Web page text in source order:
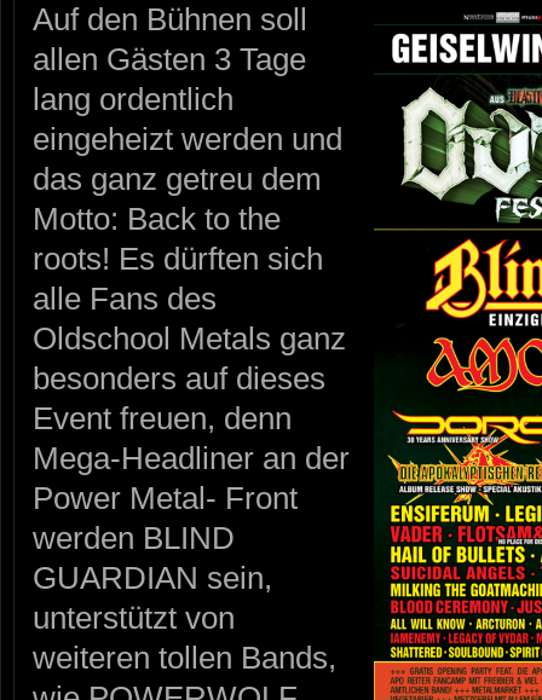
Auf den Bühnen soll
allen Gästen 3 Tage
lang ordentlich
eingeheizt werden und
das ganz getreu dem
Motto: Back to the
roots! Es dürften sich
alle Fans des
Oldschool Metals ganz
besonders auf dieses
Event freuen, denn
Mega-Headliner an der
Power Metal- Front
werden BLIND
GUARDIAN sein,
unterstützt von
weiteren tollen Bands,